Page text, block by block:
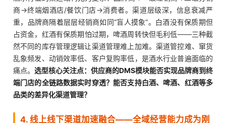
商→终端烟酒店/餐饮门店→消费者。渠道层级深，信息衰减严
重，品牌商隔着层层经销商如同“盲人摸象”。白酒没有保质期但
占资金，红酒有保质期怕过期，啤酒周转快但毛利低——三种截
然不同的库存管理逻辑让渠道管理难上加难。渠道管控难、窜货
乱象频发、动销效率低、客户复购率低，是酒水行业普遍面临的
痛点。 选型核心关注点：供应商的DMS模块能否实现品牌商到终
端门店的全链路数据实时穿透？能否支持白酒、啤酒、红酒等多
品类的差异化渠道管理？
4. 线上线下渠道加速融合——全域经营能力成为刚